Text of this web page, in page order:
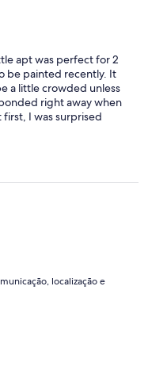
apt was perfect for 2
be painted recently. It
a little crowded unless
right away when
I was surprised
to cook so
two from heating up
minutes to Presque
to Kelso beach one
is a pretty steep hill to
at the Oasis Tiki Bar,
back one evening and
We thought we
but ran out of time. We
localização e